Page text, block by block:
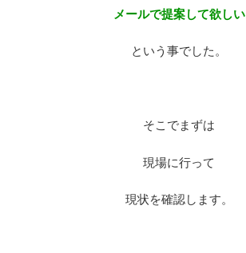
メールで提案して欲しい
という事でした。
そこでまずは
現場に行って
現状を確認します。